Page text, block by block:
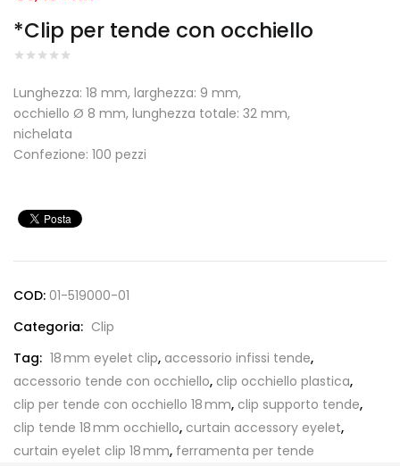
*Clip per tende con occhiello
Lunghezza: 18 mm, larghezza: 9 mm,
occhiello Ø 8 mm, lunghezza totale: 32 mm,
nichelata
Confezione: 100 pezzi
COD: 01-519000-01
Categoria: Clip
Tag: 18 mm eyelet clip, accessorio infissi tende,
accessorio tende con occhiello, clip occhiello plastica,
clip per tende con occhiello 18 mm, clip supporto tende,
clip tende 18 mm occhiello, curtain accessory eyelet,
curtain eyelet clip 18 mm, ferramenta per tende